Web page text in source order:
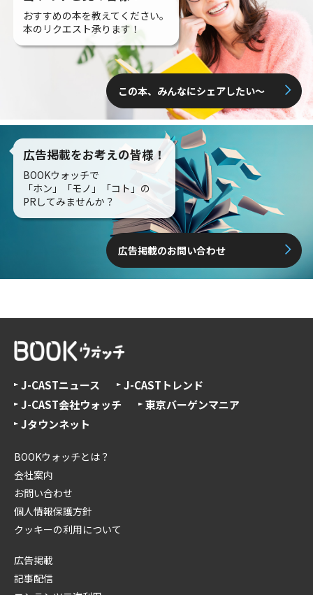
おすすめの本を教えてください。
本のリクエスト承ります！
この本、みんなにシェアしたい〜
広告掲載をお考えの皆様！
BOOKウォッチで
「ホン」「モノ」「コト」の
PRしてみませんか？
広告掲載のお問い合わせ
J-CASTニュース
J-CASTトレンド
J-CAST会社ウォッチ
東京バーゲンマニア
Jタウンネット
BOOKウォッチとは？
会社案内
お問い合わせ
個人情報保護方針
クッキーの利用について
広告掲載
記事配信